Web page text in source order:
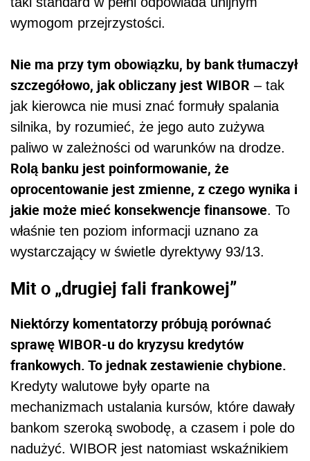
wymogom przejrzystości.
Nie ma przy tym obowiązku, by bank tłumaczył
szczegółowo, jak obliczany jest WIBOR – tak
jak kierowca nie musi znać formuły spalania
silnika, by rozumieć, że jego auto zużywa
paliwo w zależności od warunków na drodze.
Rolą banku jest poinformowanie, że
oprocentowanie jest zmienne, z czego wynika i
jakie może mieć konsekwencje finansowe. To
właśnie ten poziom informacji uznano za
wystarczający w świetle dyrektywy 93/13.
Mit o „drugiej fali frankowej”
Niektórzy komentatorzy próbują porównać
sprawę WIBOR-u do kryzysu kredytów
frankowych. To jednak zestawienie chybione.
Kredyty walutowe były oparte na
mechanizmach ustalania kursów, które dawały
bankom szeroką swobodę, a czasem i pole do
nadużyć. WIBOR jest natomiast wskaźnikiem